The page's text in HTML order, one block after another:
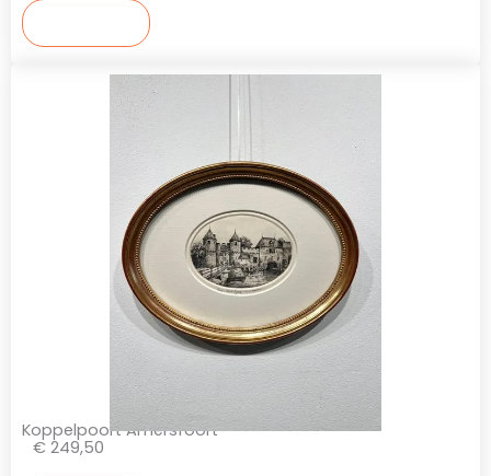
Koppelpoort Amersfoort
€ 249,50